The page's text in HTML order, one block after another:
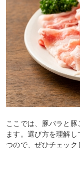
ここでは、豚バラと
ます。選び方を理解
つので、ぜひチェック